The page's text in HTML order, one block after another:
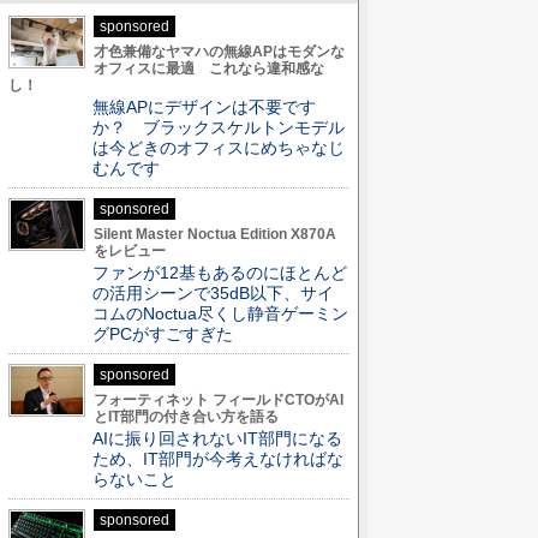
sponsored
才色兼備なヤマハの無線APはモダンな
オフィスに最適 これなら違和感な
し！
無線APにデザインは不要です
か？ ブラックスケルトンモデル
は今どきのオフィスにめちゃなじ
むんです
sponsored
Silent Master Noctua Edition X870A
をレビュー
ファンが12基もあるのにほとんど
の活用シーンで35dB以下、サイ
コムのNoctua尽くし静音ゲーミン
グPCがすごすぎた
sponsored
フォーティネット フィールドCTOがAI
とIT部門の付き合い方を語る
AIに振り回されないIT部門になる
ため、IT部門が今考えなければな
らないこと
sponsored